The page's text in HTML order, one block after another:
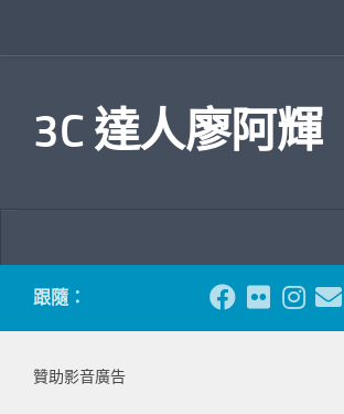
3C 達人廖阿輝
跟隨：
贊助影音廣告